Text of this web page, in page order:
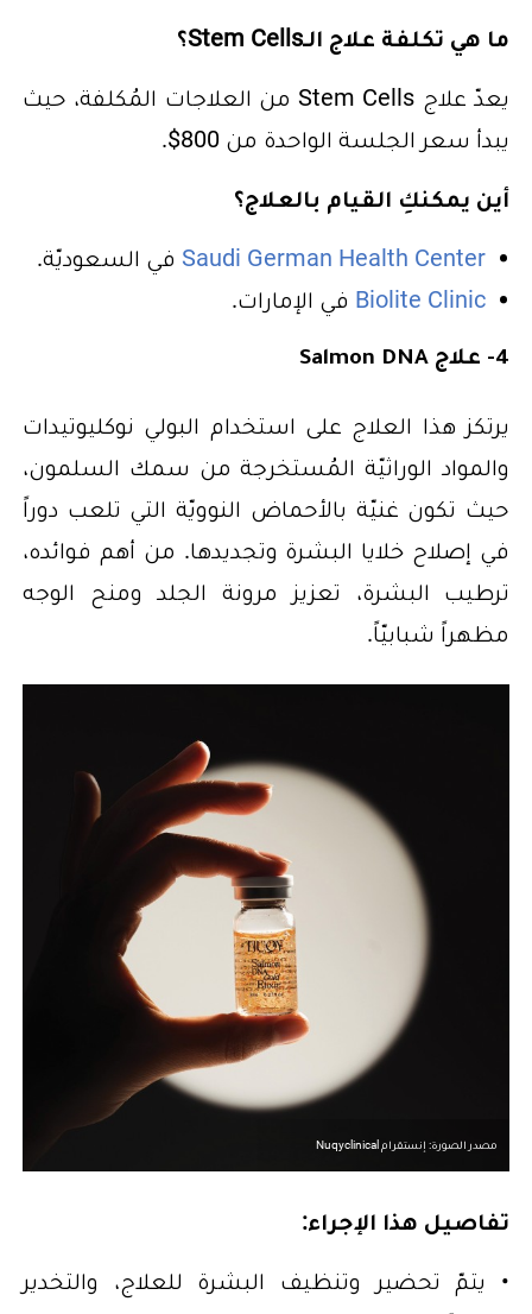
ما هي تكلفة علاج الـStem Cells؟
يعدّ علاج Stem Cells من العلاجات المُكلفة، حيث
يبدأ سعر الجلسة الواحدة من 800$.
أين يمكنكِ القيام بالعلاج؟
Saudi German Health Center في السعوديّة.
Biolite Clinic في الإمارات.
4- علاج Salmon DNA
يرتكز هذا العلاج على استخدام البولي نوكليوتيدات
والمواد الوراثيّة المُستخرجة من سمك السلمون،
حيث تكون غنيّة بالأحماض النوويّة التي تلعب دوراً
في إصلاح خلايا البشرة وتجديدها. من أهم فوائده،
ترطيب البشرة، تعزيز مرونة الجلد ومنح الوجه
مظهراً شبابيّاً.
مصدر الصورة: إنستقرام Nuqyclinical
تفاصيل هذا الإجراء:
• يتمّ تحضير وتنظيف البشرة للعلاج، والتخدير